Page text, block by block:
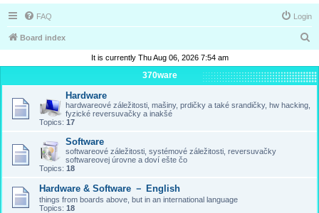
FAQ Login
Board index
a
r
It is currently Thu Aug 06, 2026 7:54 am
370ware
Hardware
hardwareové záležitosti, mašiny, prdičky a také srandičky, hw hacking,
fyzické reversuvačky a inakšé
Topics: 17
Software
softwareové záležitosti, systémové záležitosti, reversuvačky
softwareovej úrovne a doví ešte čo
Topics: 18
Hardware & Software － English
things from boards above, but in an international language
Topics: 18